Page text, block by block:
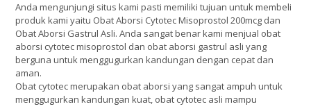
Anda mengunjungi situs kami pasti memiliki tujuan untuk membeli
produk kami yaitu Obat Aborsi Cytotec Misoprostol 200mcg dan
Obat Aborsi Gastrul Asli. Anda sangat benar kami menjual obat
aborsi cytotec misoprostol dan obat aborsi gastrul asli yang
berguna untuk menggugurkan kandungan dengan cepat dan
aman.
Obat cytotec merupakan obat aborsi yang sangat ampuh untuk
menggugurkan kandungan kuat, obat cytotec asli mampu